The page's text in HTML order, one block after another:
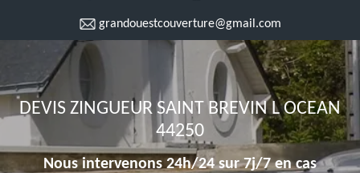
grandouestcouverture@gmail.com
DEVIS ZINGUEUR SAINT BREVIN L OCEAN
44250
Nous intervenons 24h/24 sur 7j/7 en cas